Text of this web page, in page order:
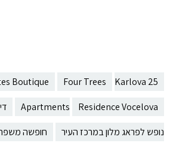
Boutique Four Trees
Karlova 25
Apartments
Residence Vocelova
נופש לפראג מלון במרכז העיר
חופשה